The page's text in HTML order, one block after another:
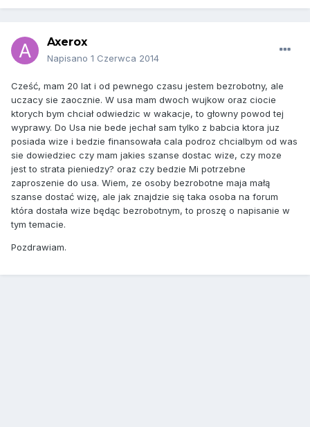
Axerox
Napisano 1 Czerwca 2014
Cześć, mam 20 lat i od pewnego czasu jestem bezrobotny, ale
uczacy sie zaocznie. W usa mam dwoch wujkow oraz ciocie
ktorych bym chciał odwiedzic w wakacje, to głowny powod tej
wyprawy. Do Usa nie bede jechał sam tylko z babcia ktora juz
posiada wize i bedzie finansowała cala podroz chcialbym od was
sie dowiedziec czy mam jakies szanse dostac wize, czy moze
jest to strata pieniedzy? oraz czy bedzie Mi potrzebne
zaproszenie do usa. Wiem, ze osoby bezrobotne maja małą
szanse dostać wizę, ale jak znajdzie się taka osoba na forum
która dostała wize będąc bezrobotnym, to proszę o napisanie w
tym temacie.
Pozdrawiam.